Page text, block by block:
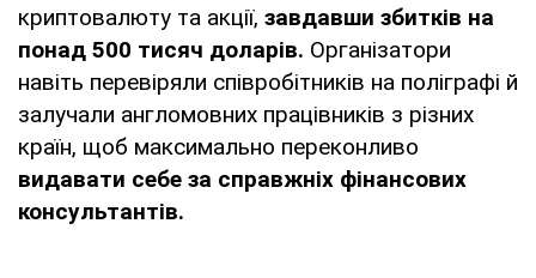
криптовалюту та акції, завдавши збитків на
понад 500 тисяч доларів. Організатори
навіть перевіряли співробітників на поліграфі й
залучали англомовних працівників з різних
країн, щоб максимально переконливо
видавати себе за справжніх фінансових
консультантів.